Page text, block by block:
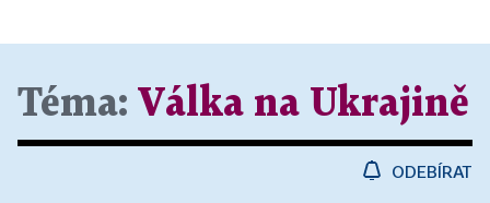
Téma: Válka na Ukrajině
ODEBÍRAT